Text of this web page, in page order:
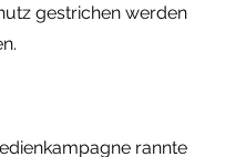
gestrichen werden
rannte